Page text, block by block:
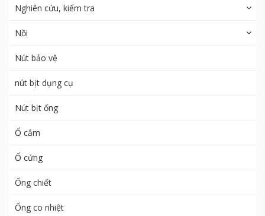
Nghiên cứu, kiểm tra
Nồi
Nút bảo vệ
nút bịt dụng cụ
Nút bịt ống
Ổ cắm
Ổ cứng
Ống chiết
Ống co nhiệt